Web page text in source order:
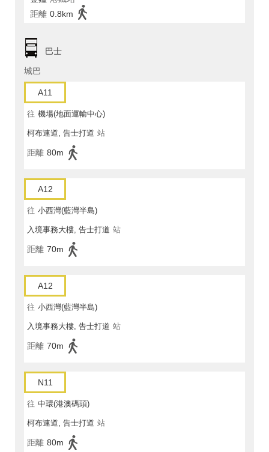
距離 0.8km
巴士
城巴
A11
往 機場(地面運輸中心)
柯布連道, 告士打道 站
距離 80m
A12
往 小西灣(藍灣半島)
入境事務大樓, 告士打道 站
距離 70m
A12
往 小西灣(藍灣半島)
入境事務大樓, 告士打道 站
距離 70m
N11
往 中環(港澳碼頭)
柯布連道, 告士打道 站
距離 80m